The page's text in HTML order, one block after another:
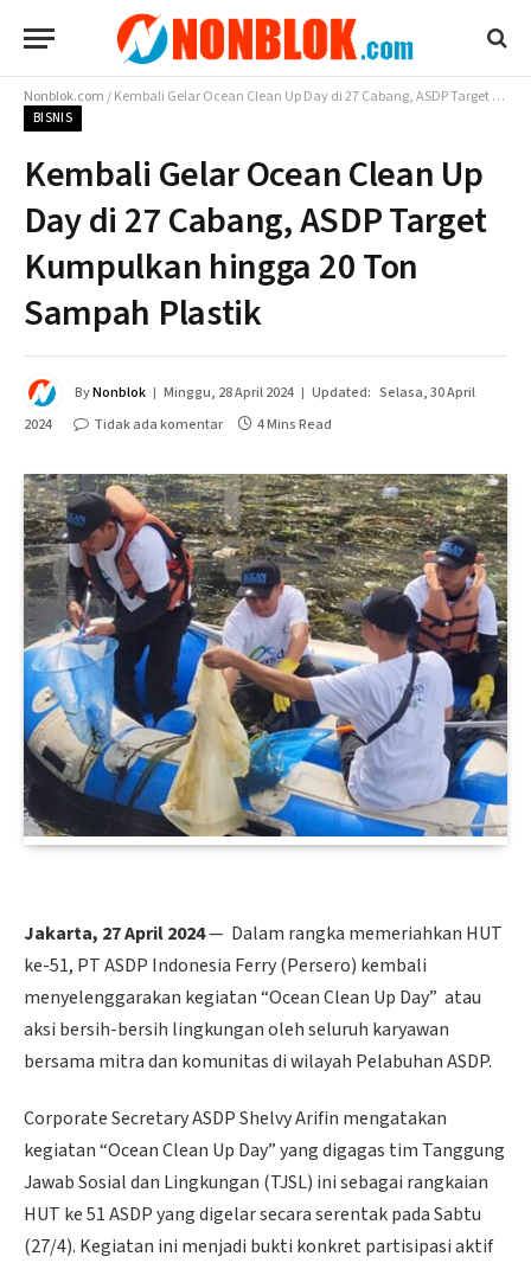
Nonblok.com/Kembali Gelar Ocean Clean Up Day di 27 Cabang, ASDP Target Kumpulkan hingga 20 Ton Sampah Plastik
BISNIS
Kembali Gelar Ocean Clean Up
Day di 27 Cabang, ASDP Target
Kumpulkan hingga 20 Ton
Sampah Plastik
ByNonblok Minggu, 28 April 2024 Updated: Selasa, 30 April
2024
Tidak ada komentar 4 Mins Read
Jakarta, 27 April 2024— Dalam rangka memeriahkan HUT
ke-51, PT ASDP Indonesia Ferry (Persero) kembali
menyelenggarakan kegiatan “Ocean Clean Up Day” atau
aksi bersih-bersih lingkungan oleh seluruh karyawan
bersama mitra dan komunitas di wilayah Pelabuhan ASDP.
Corporate Secretary ASDP Shelvy Arifin mengatakan
kegiatan “Ocean Clean Up Day” yang digagas tim Tanggung
Jawab Sosial dan Lingkungan (TJSL) ini sebagai rangkaian
HUT ke 51 ASDP yang digelar secara serentak pada Sabtu
(27/4). Kegiatan ini menjadi bukti konkret partisipasi aktif